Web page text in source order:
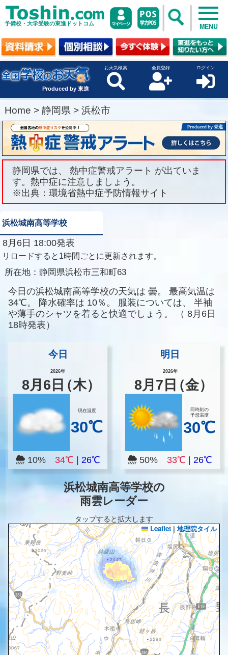
予備校・大学受験の東進ドットコム MENU
Produced by 東進
お天気検索 会員登録 ログイン
Home > 静岡県 > 浜松市
静岡県では、 熱中症警戒アラート が出ていま
す。熱中症に注意しましょう。
※出典：環境省熱中症予防情報サイト
浜松城南高等学校
8月6日 18:00発表
リロードすると1時間ごとに更新されます。
所在地： 静岡県浜松市三和町63
今日の浜松城南高等学校の天気は 曇。
最高気温は
34℃。
降水確率は 10％。 服装については、
半袖
や薄手のシャツを着ると快適でしょう。
（ 8月6日
18時発表）
今日
2026年
8月 6 日（木）
現在温度
30℃
10% 34℃ 26℃
明日
2026年
8月 7 日（金）
同時刻の
予想温度
30℃
50%33℃ |26℃
浜松城南高等学校の
雨雲レーダー
タップすると拡大します
Leaflet | 地理院タイル